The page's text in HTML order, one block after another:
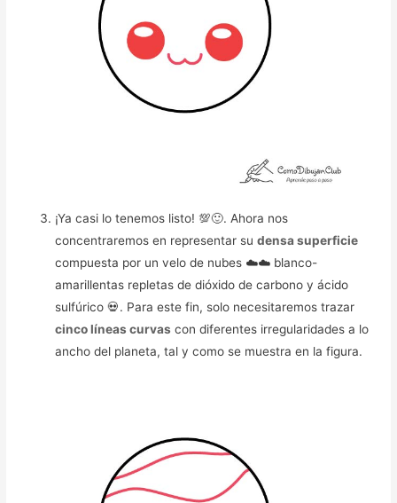
¡Ya casi lo tenemos listo! 💯🙂. Ahora nos
concentraremos en representar sudensa superficie
compuesta por un velo de nubes ☁️☁️ blanco-
amarillentas repletas de dióxido de carbono y ácido
sulfúrico 💀. Para este fin, solo necesitaremos trazar
cinco líneas curvas con diferentes irregularidades a lo
ancho del planeta, tal y como se muestra en la figura.